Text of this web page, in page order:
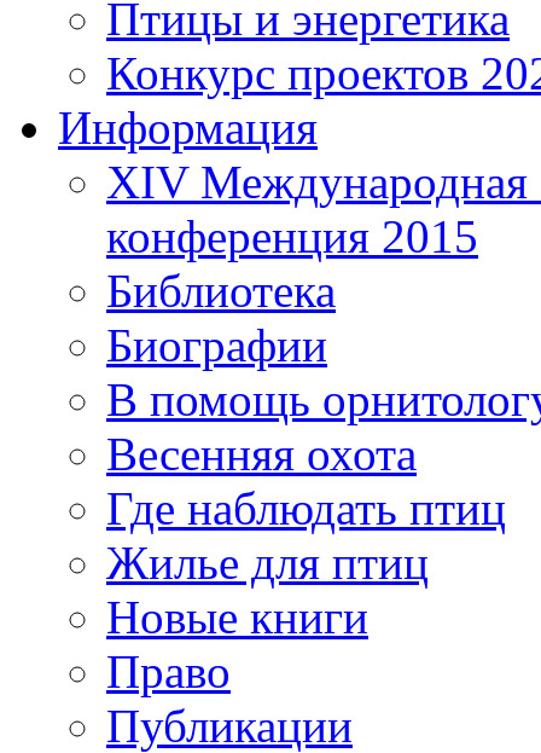
Птицы и энергетика
Конкурс проектов
Информация
XIV Международная
конференция 2015
Библиотека
Биографии
В помощь
Весенняя охота
Где наблюдать птиц
Жилье для птиц
Новые книги
Право
Публикации